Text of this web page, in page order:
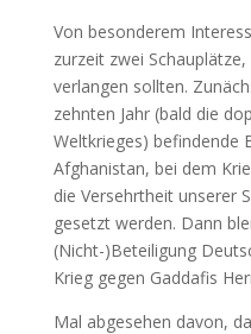
Von besonderem
zurzeit zwei
verlangen sollten.
zehnten Jahr (bald die
Weltkrieges) befindende
Afghanistan, bei dem
die Versehrtheit unserer
gesetzt werden. Dann
(Nicht-)Beteiligung
Krieg gegen Gaddafis
Mal abgesehen davon,